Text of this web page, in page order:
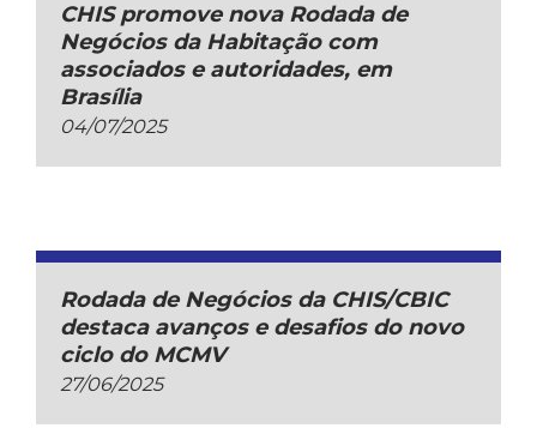
CHIS promove nova Rodada de
Negócios da Habitação com
associados e autoridades, em
Brasília
04/07/2025
Rodada de Negócios da CHIS/CBIC
destaca avanços e desafios do novo
ciclo do MCMV
27/06/2025